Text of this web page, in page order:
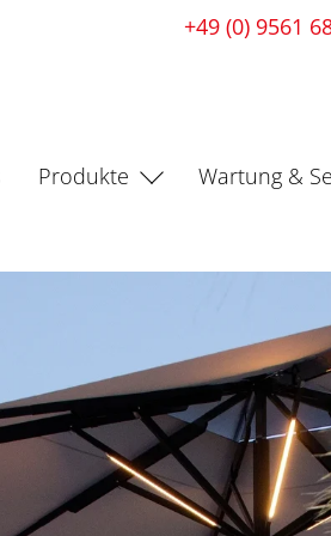
+49 (0) 9561
Produkte Wartung &